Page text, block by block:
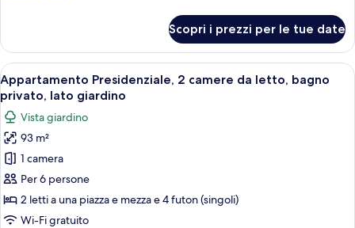
Japanese
Room
2F
267
ft²
Economy
Japanese
Room
2F
267
ft²
Scopri i prezzi per le tue date
Apri
tutte
le
foto
per
Appartamento
Presidenziale,
2
camere
Un’onsen tradizionale giapponese
20
Appartamento Presidenziale, 2 camere da letto, bagno
privato, lato giardino
Vista giardino
93 m²
1 camera
Per 6 persone
2 letti a una piazza e mezza e 4 futon (singoli)
Wi-Fi gratuito